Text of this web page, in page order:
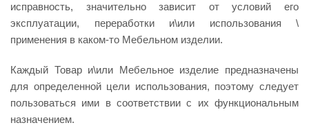
исправность, значительно зависит от условий его
эксплуатации, переработки и\или использования \
применения в каком-то Мебельном изделии.
Каждый Товар и\или Мебельное изделие предназначены
для определенной цели использования, поэтому следует
пользоваться ими в соответствии с их функциональным
назначением.